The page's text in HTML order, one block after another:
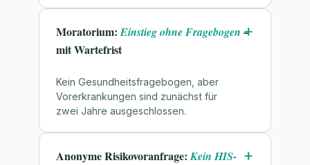
Moratorium:Einstieg ohne Fragebogen –
mit Wartefrist
Kein Gesundheitsfragebogen, aber
Vorerkrankungen sind zunächst für
zwei Jahre ausgeschlossen.
Anonyme Risikovoranfrage:Kein HIS-